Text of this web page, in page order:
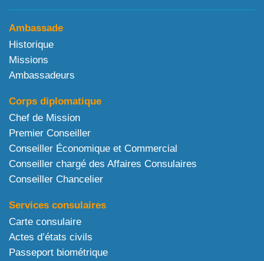
Ambassade
Historique
Missions
Ambassadeurs
Corps diplomatique
Chef de Mission
Premier Conseiller
Conseiller Économique et Commercial
Conseiller chargé des Affaires Consulaires
Conseiller Chancelier
Services consulaires
Carte consulaire
Actes d’états civils
Passeport biométrique